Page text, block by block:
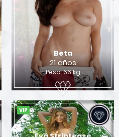
Beta
21 años
Peso: 66 kg
VIP